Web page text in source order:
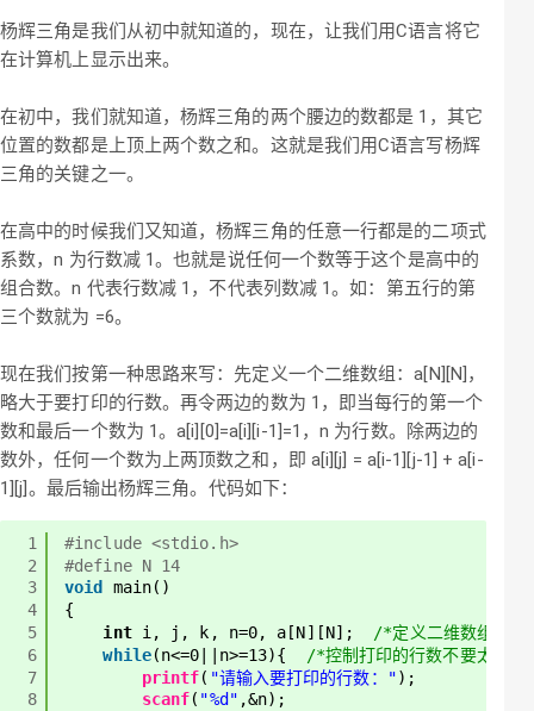
杨辉三角是我们从初中就知道的，现在，让我们用C语言将它
在计算机上显示出来。
在初中，我们就知道，杨辉三角的两个腰边的数都是 1，其它
位置的数都是上顶上两个数之和。这就是我们用C语言写杨辉
三角的关键之一。
在高中的时候我们又知道，杨辉三角的任意一行都是的二项式
系数，n 为行数减 1。也就是说任何一个数等于这个是高中的
组合数。n 代表行数减 1，不代表列数减 1。如：第五行的第
三个数就为 =6。
现在我们按第一种思路来写：先定义一个二维数组：a[N][N]，
略大于要打印的行数。再令两边的数为 1，即当每行的第一个
数和最后一个数为 1。a[i][0]=a[i][i-1]=1，n 为行数。除两边的
数外，任何一个数为上两顶数之和，即 a[i][j] = a[i-1][j-1] + a[i-
1][j]。最后输出杨辉三角。代码如下：
1
2
3
4
5
6
7
8
#include <stdio.h>
#define N 14
void
main()
{
int i, j, k, n=0, a[N][N];
/*定义二维数组
while(n<=0||n>=13){
/*控制打印的行数不要太大
printf( "请输入要打印的行数：");
scanf( "%d" ,&n);